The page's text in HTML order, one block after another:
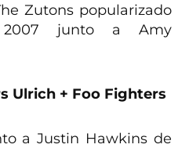
Zutons popularizado
junto a Amy
Ulrich + Foo Fighters
a Justin Hawkins de